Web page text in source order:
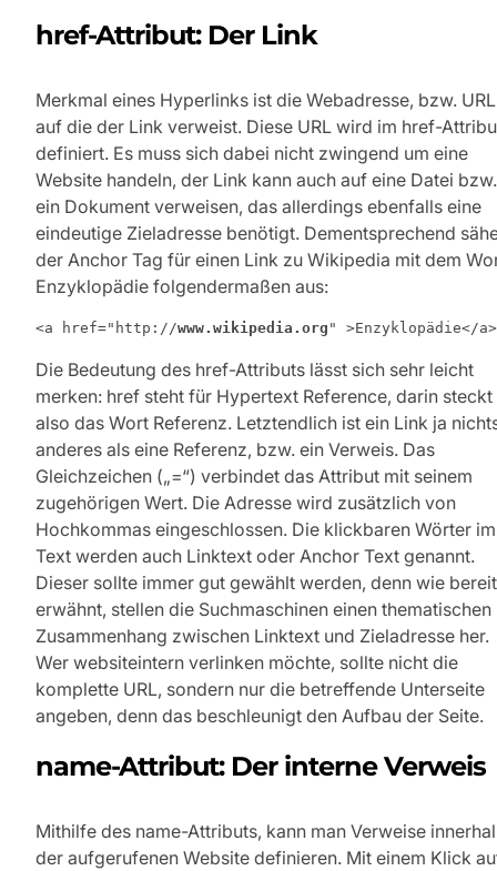
href-Attribut: Der Link
Merkmal eines Hyperlinks ist die Webadresse, bzw. URL
auf die der Link verweist. Diese URL wird im href-
definiert. Es muss sich dabei nicht zwingend um eine
Website handeln, der Link kann auch auf eine Datei bzw.
ein Dokument verweisen, das allerdings ebenfalls eine
eindeutige Zieladresse benötigt. Dementsprechend
der Anchor Tag für einen Link zu Wikipedia mit dem
Enzyklopädie folgendermaßen aus:
<a href="http://www.wikipedia.org " >Enzyklopädie</a>
Die Bedeutung des href-Attributs lässt sich sehr leicht
merken: href steht für Hypertext Reference, darin steckt
also das Wort Referenz. Letztendlich ist ein Link ja
anderes als eine Referenz, bzw. ein Verweis. Das
Gleichzeichen („=“) verbindet das Attribut mit seinem
zugehörigen Wert. Die Adresse wird zusätzlich von
Hochkommas eingeschlossen. Die klickbaren Wörter im
Text werden auch Linktext oder Anchor Text genannt.
Dieser sollte immer gut gewählt werden, denn wie
erwähnt, stellen die Suchmaschinen einen thematischen
Zusammenhang zwischen Linktext und Zieladresse her.
Wer websiteintern verlinken möchte, sollte nicht die
komplette URL, sondern nur die betreffende Unterseite
angeben, denn das beschleunigt den Aufbau der Seite.
name-Attribut: Der interne Verweis
Mithilfe des name-Attributs, kann man Verweise
der aufgerufenen Website definieren. Mit einem Klick